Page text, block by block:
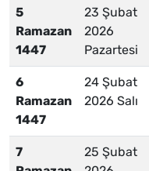
5
Ramazan
1447
23 Şubat
2026
Pazartesi
6
Ramazan
1447
24 Şubat
2026 Salı
7
25 Şubat